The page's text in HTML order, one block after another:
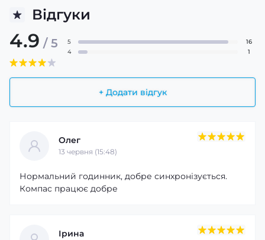
занять спортом, а й у повсякденному житті. Він
підтримує моніторинг серцевого ритму, рівня кисню в
контроль якості сну. Після синхронізації зі смартфоном
на екрані відображаються повідомлення та вхідні
дзвінки, а можливість відповідати на виклики через
Bluetooth робить користування ще зручнішим.
Відгуки
4.9 / 5
+ Додати відгук
5
16
4
1
Олег
13 червня (15:48)
Нормальний годинник, добре синхронізується.
Компас працює добре
Ірина